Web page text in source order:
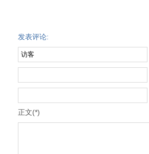
发表评论:
正文(*)